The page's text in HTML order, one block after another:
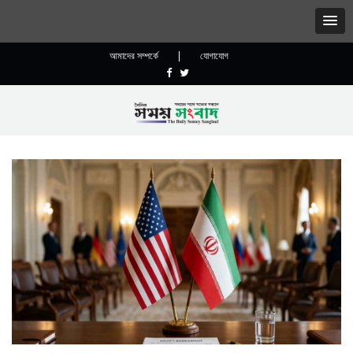
আমাদের সম্পর্কে | যোগাযোগ